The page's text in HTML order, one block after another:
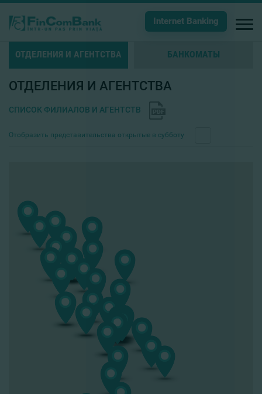
Internet Banking
ОТДЕЛЕНИЯ И АГЕНТСТВА БАНКОМАТЫ
ОТДЕЛЕНИЯ И АГЕНТСТВА
СПИСОК ФИЛИАЛОВ И АГЕНТСТВ
Отобразить представительства открытые в субботу